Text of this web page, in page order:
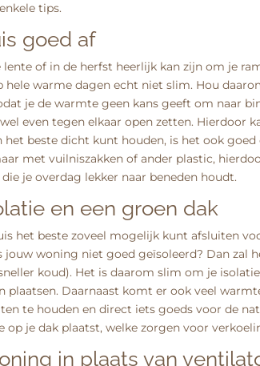
tips.
goed af
lente of in de herfst heerlijk kan zijn om je
hele warme dagen echt niet slim. Hou
je de warmte geen kans geeft om naar
even tegen elkaar open zetten. Hierdoor
het beste dicht kunt houden, is het ook
met vuilniszakken of ander plastic,
je overdag lekker naar beneden houdt.
en een groen dak
het beste zoveel mogelijk kunt afsluiten
jouw woning niet goed geïsoleerd? Dan zal
koud). Het is daarom slim om je
plaatsen. Daarnaast komt er ook veel
te houden en direct iets goeds voor de
op je dak plaatst, welke zorgen voor
in plaats van